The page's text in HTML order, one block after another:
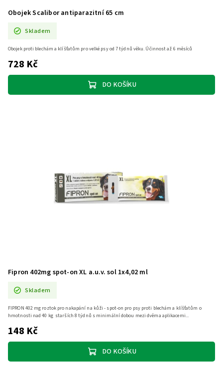
Obojek Scalibor antiparazitní 65 cm
Skladem
728 Kč
DO KOŠÍKU
Obojek proti blechám a klíšťatům pro velké psy od 7 týdnů věku. Účinnost až 6 měsíců
Fipron 402mg spot-on XL a.u.v. sol 1x4,02 ml
Skladem
148 Kč
DO KOŠÍKU
FIPRON 402 mg roztok pro nakapání na kůži - spot-on pro psy proti blechám a klíšťatům o
hmotnosti nad 40 kg starších 8 týdnů s minimální dobou mezi dvěma aplikacemi...